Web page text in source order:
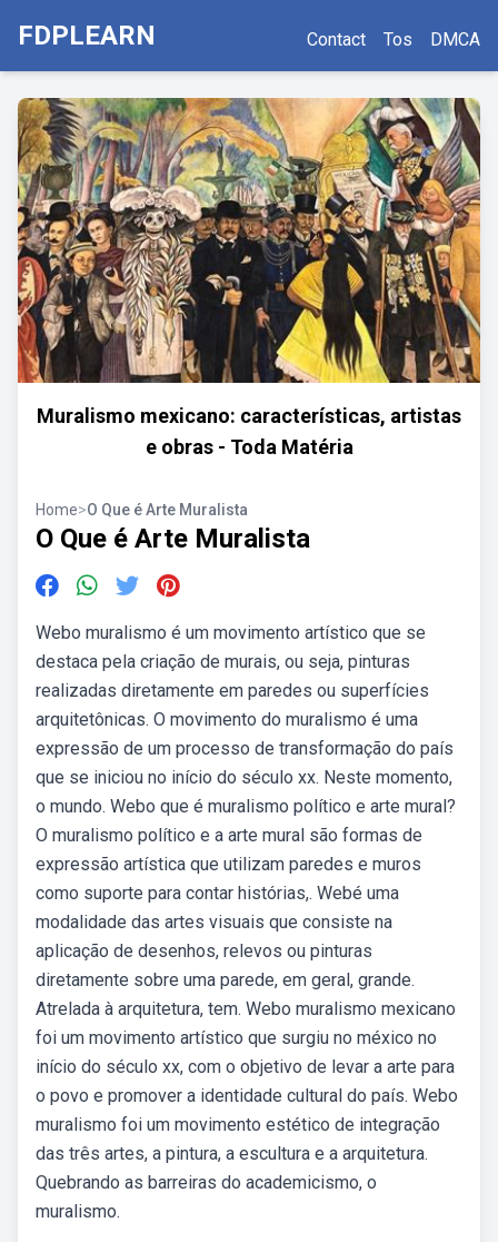
FDPLEARN Contact Tos DMCA
Muralismo mexicano: características, artistas
e obras - Toda Matéria
Home>O Que é Arte Muralista
O Que é Arte Muralista
Webo muralismo é um movimento artístico que se
destaca pela criação de murais, ou seja, pinturas
realizadas diretamente em paredes ou superfícies
arquitetônicas. O movimento do muralismo é uma
expressão de um processo de transformação do país
que se iniciou no início do século xx. Neste momento,
o mundo. Webo que é muralismo político e arte mural?
O muralismo político e a arte mural são formas de
expressão artística que utilizam paredes e muros
como suporte para contar histórias,. Webé uma
modalidade das artes visuais que consiste na
aplicação de desenhos, relevos ou pinturas
diretamente sobre uma parede, em geral, grande.
Atrelada à arquitetura, tem. Webo muralismo mexicano
foi um movimento artístico que surgiu no méxico no
início do século xx, com o objetivo de levar a arte para
o povo e promover a identidade cultural do país. Webo
muralismo foi um movimento estético de integração
das três artes, a pintura, a escultura e a arquitetura.
Quebrando as barreiras do academicismo, o
muralismo.